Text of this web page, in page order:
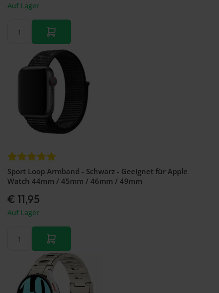
Auf Lager
Sport Loop Armband - Schwarz - Geeignet für Apple
Watch 44mm / 45mm / 46mm / 49mm
€ 11,95
Auf Lager